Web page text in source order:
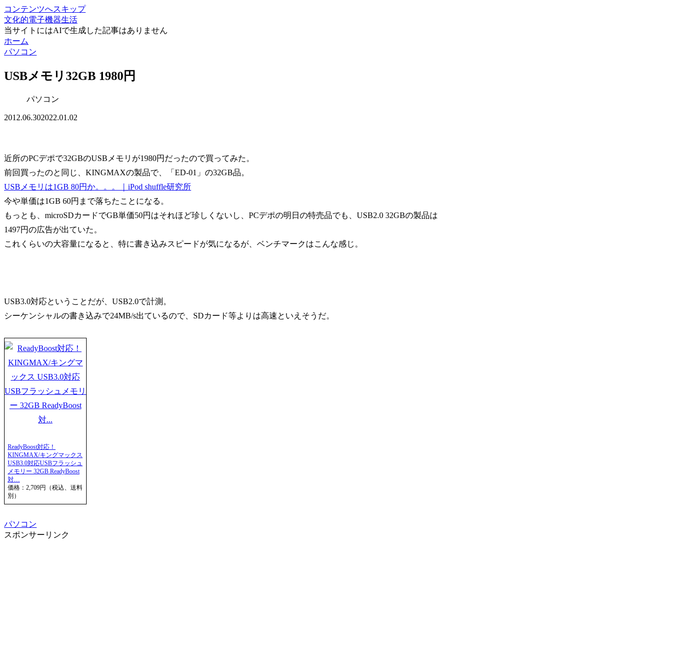
コンテンツへスキップ
文化的電子機器生活
当サイトにはAIで生成した記事はありません
ホーム
パソコン
USBメモリ32GB 1980円
パソコン
2012.06.302022.01.02
近所のPCデポで32GBのUSBメモリが1980円だったので買ってみた。
前回買ったのと同じ、KINGMAXの製品で、「ED-01」の32GB品。
USBメモリは1GB 80円か。。。｜iPod shuffle研究所
今や単価は1GB 60円まで落ちたことになる。
もっとも、microSDカードでGB単価50円はそれほど珍しくないし、PCデポの明日の特売品でも、USB2.0 32GBの製品は
1497円の広告が出ていた。
これくらいの大容量になると、特に書き込みスピードが気になるが、ベンチマークはこんな感じ。
USB3.0対応ということだが、USB2.0で計測。
シーケンシャルの書き込みで24MB/s出ているので、SDカード等よりは高速といえそうだ。
ReadyBoost対応！
KINGMAX/キングマックス
USB3.0対応USBフラッシュ
メモリー 32GB ReadyBoost
対…
価格：2,709円（税込、送料
別）
パソコン
スポンサーリンク